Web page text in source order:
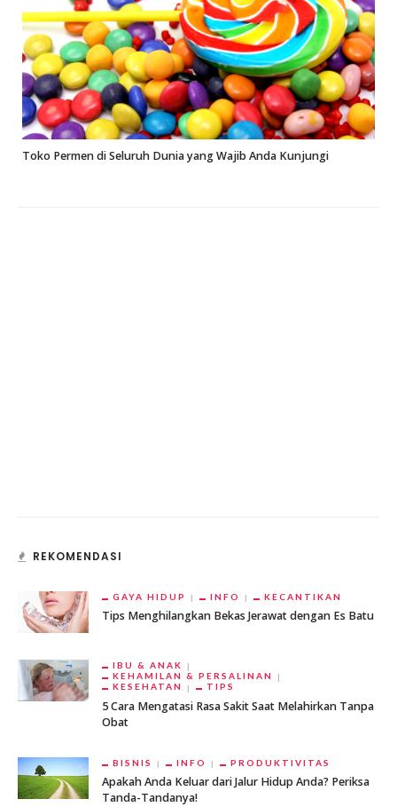
Toko Permen di Seluruh Dunia yang Wajib Anda Kunjungi
REKOMENDASI
GAYA HIDUP INFO KECANTIKAN
Tips Menghilangkan Bekas Jerawat dengan Es Batu
IBU & ANAK
KEHAMILAN & PERSALINAN
KESEHATAN
TIPS
5 Cara Mengatasi Rasa Sakit Saat Melahirkan Tanpa
Obat
BISNIS INFO PRODUKTIVITAS
Apakah Anda Keluar dari Jalur Hidup Anda? Periksa
Tanda-Tandanya!